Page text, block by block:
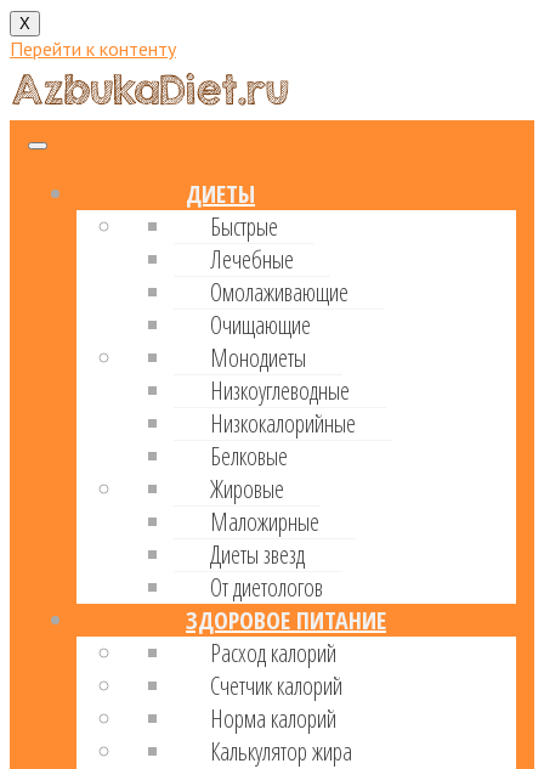
X
Перейти к контенту
ДИЕТЫ
Быстрые
Лечебные
Омолаживающие
Очищающие
Монодиеты
Низкоуглеводные
Низкокалорийные
Белковые
Жировые
Маложирные
Диеты звезд
От диетологов
ЗДОРОВОЕ ПИТАНИЕ
Расход калорий
Cчетчик калорий
Норма калорий
Калькулятор жира